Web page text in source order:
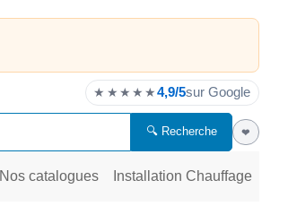
★★★★★4,9/5sur Google
🔍 Recherche ❤
Nos catalogues Installation Chauffage